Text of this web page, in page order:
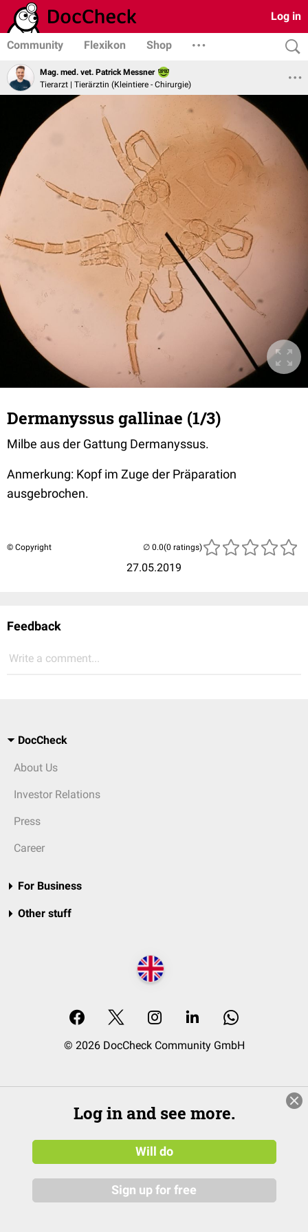
Log in
Community Flexikon Shop
Mag. med. vet. Patrick Messner
Tierarzt | Tierärztin (Kleintiere - Chirurgie)
Dermanyssus gallinae (1/3)
Milbe aus der Gattung Dermanyssus.
Anmerkung: Kopf im Zuge der Präparation
ausgebrochen.
© Copyright
27.05.2019
(0 ratings)
Feedback
Write a comment...
DocCheck
About Us
Investor Relations
Press
Career
For Business
Other stuff
© 2026 DocCheck Community GmbH
Log in and see more.
Will do
Sign up for free